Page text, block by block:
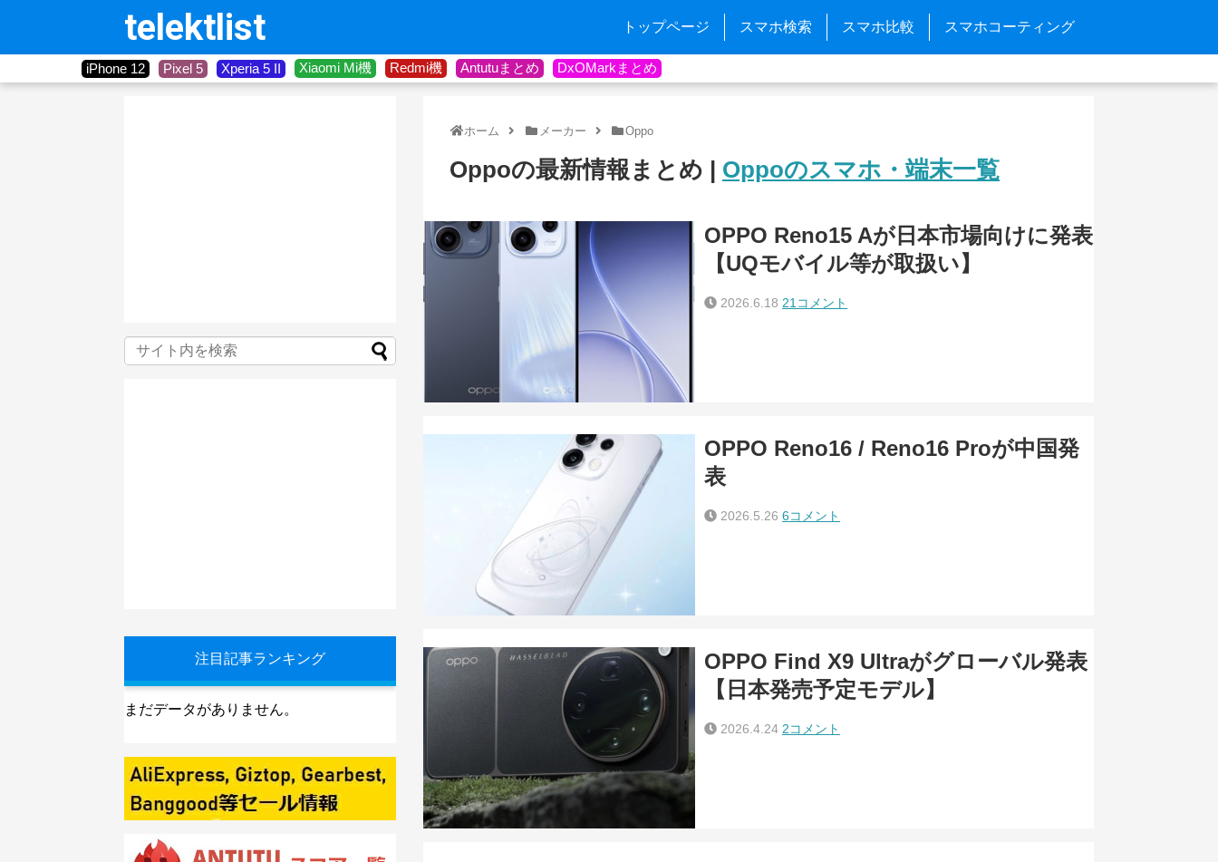
telektlist トップページ スマホ検索 スマホ比較 スマホコーティング
iPhone 12 Pixel 5 Xperia 5 II Xiaomi Mi機 Redmi機 Antutuまとめ DxOMarkまとめ
ホーム メーカー Oppo
Oppoの最新情報まとめ | Oppoのスマホ・端末一覧
OPPO Reno15 Aが日本市場向けに発表
【UQモバイル等が取扱い】
2026.6.18 21コメント
OPPO Reno16 / Reno16 Proが中国発
表
2026.5.26 6コメント
OPPO Find X9 Ultraがグローバル発表
【日本発売予定モデル】
2026.4.24 2コメント
注目記事ランキング
まだデータがありません。